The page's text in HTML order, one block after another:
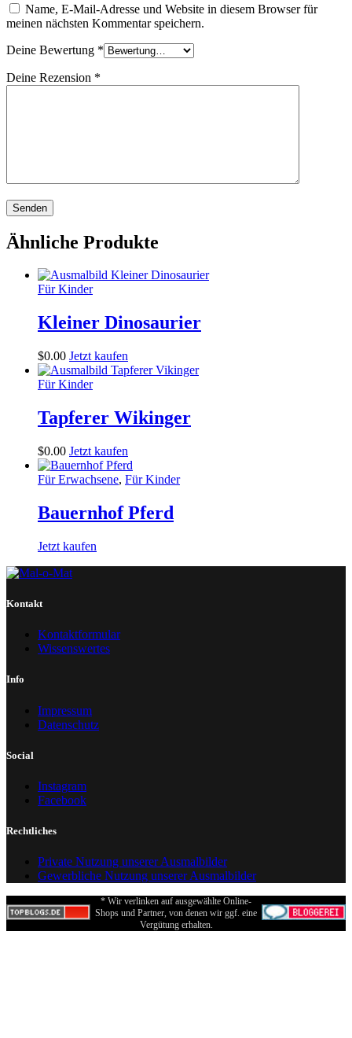
Name, E-Mail-Adresse und Website in diesem Browser für
meinen nächsten Kommentar speichern.
Deine Bewertung *
Deine Rezension *
Ähnliche Produkte
Für Kinder
Kleiner Dinosaurier
$0.00 Jetzt kaufen
Für Kinder
Tapferer Wikinger
$0.00 Jetzt kaufen
Für Erwachsene, Für Kinder
Bauernhof Pferd
Jetzt kaufen
Kontakt
Kontaktformular
Wissenswertes
Info
Impressum
Datenschutz
Social
Instagram
Facebook
Rechtliches
Private Nutzung unserer Ausmalbilder
Gewerbliche Nutzung unserer Ausmalbilder
* Wir verlinken auf ausgewählte Online-
Shops und Partner, von denen wir ggf. eine
Vergütung erhalten.